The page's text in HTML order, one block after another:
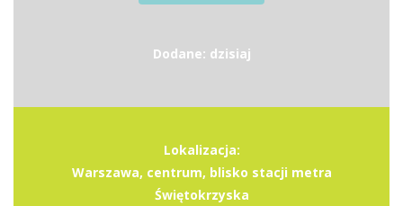
Dodane: dzisiaj
Lokalizacja:
Warszawa, centrum, blisko stacji metra
Świętokrzyska